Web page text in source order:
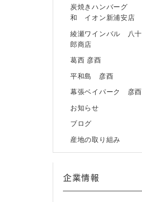
炭焼きハンバーグ
和 イオン新浦安店
綾瀬ワインバル 八十
郎商店
葛西 彦酉
平和島 彦酉
幕張ベイパーク 彦酉
お知らせ
ブログ
産地の取り組み
企業情報